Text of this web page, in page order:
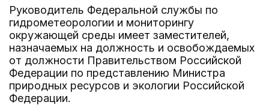
Руководитель Федеральной службы по
гидрометеорологии и мониторингу
окружающей среды имеет заместителей,
назначаемых на должность и освобождаемых
от должности Правительством Российской
Федерации по представлению Министра
природных ресурсов и экологии Российской
Федерации.